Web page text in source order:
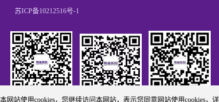
苏ICP备10212516号-1
本网站使用cookies，您继续访问本网站，表示您同意网站使用cookies，详